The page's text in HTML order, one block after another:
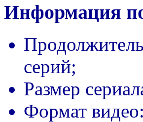
Информация
серий;
Размер
Формат видео: